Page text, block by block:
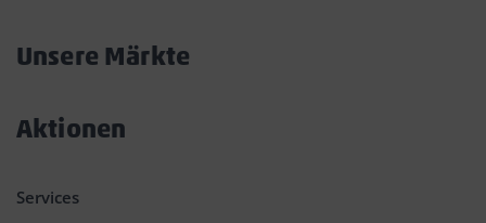
Unsere Märkte
Aktionen
Services